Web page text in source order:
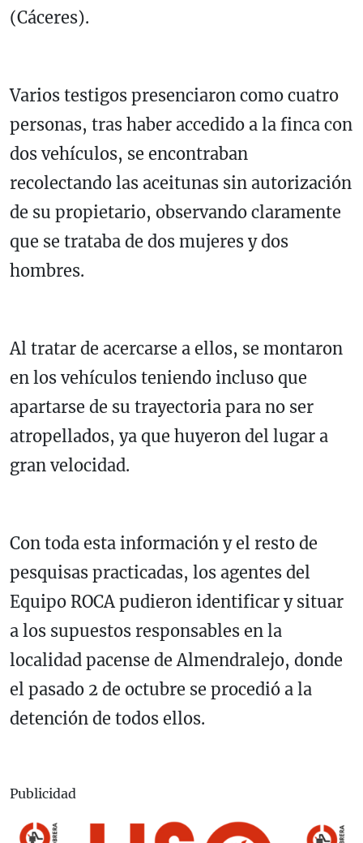
(Cáceres).
Varios testigos presenciaron como cuatro
personas, tras haber accedido a la finca con
dos vehículos, se encontraban
recolectando las aceitunas sin autorización
de su propietario, observando claramente
que se trataba de dos mujeres y dos
hombres.
Al tratar de acercarse a ellos, se montaron
en los vehículos teniendo incluso que
apartarse de su trayectoria para no ser
atropellados, ya que huyeron del lugar a
gran velocidad.
Con toda esta información y el resto de
pesquisas practicadas, los agentes del
Equipo ROCA pudieron identificar y situar
a los supuestos responsables en la
localidad pacense de Almendralejo, donde
el pasado 2 de octubre se procedió a la
detención de todos ellos.
Publicidad